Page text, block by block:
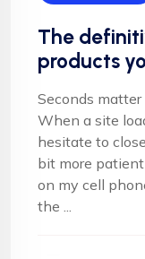
The
products
Seconds
When a site
hesitate to
bit more
on my cell
the ...